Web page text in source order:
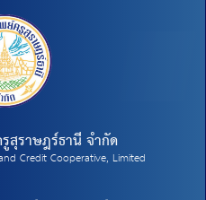
ราษฎร์ธานี จำกัด
Credit Cooperative, Limited